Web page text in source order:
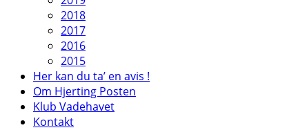
2018
2017
2016
2015
Her kan du ta’ en avis !
Om Hjerting Posten
Klub Vadehavet
Kontakt